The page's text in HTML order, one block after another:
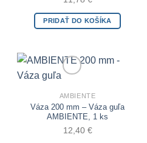
PRIDAŤ DO KOŠÍKA
Add to Wishlist
AMBIENTE
Váza 200 mm – Váza guľa
AMBIENTE, 1 ks
12,40 €